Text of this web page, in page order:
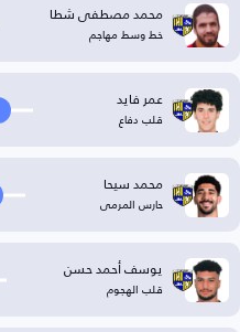
محمد مصطفى شطا
خط وسط مهاجم
عمر فايد
قلب دفاع
محمد سيحا
حارس المرمى
يوسف أحمد حسن
قلب الهجوم